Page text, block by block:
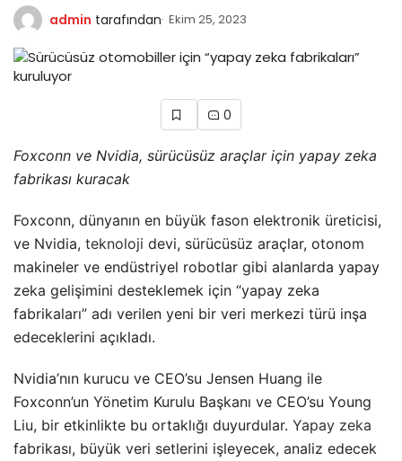
admin tarafından Ekim 25, 2023
0
Foxconn ve Nvidia, sürücüsüz araçlar için yapay zeka
fabrikası kuracak
Foxconn, dünyanın en büyük fason elektronik üreticisi,
ve Nvidia, teknoloji devi, sürücüsüz araçlar, otonom
makineler ve endüstriyel robotlar gibi alanlarda yapay
zeka gelişimini desteklemek için “yapay zeka
fabrikaları” adı verilen yeni bir veri merkezi türü inşa
edeceklerini açıkladı.
Nvidia’nın kurucu ve CEO’su Jensen Huang ile
Foxconn’un Yönetim Kurulu Başkanı ve CEO’su Young
Liu, bir etkinlikte bu ortaklığı duyurdular. Yapay zeka
fabrikası, büyük veri setlerini işleyecek, analiz edecek